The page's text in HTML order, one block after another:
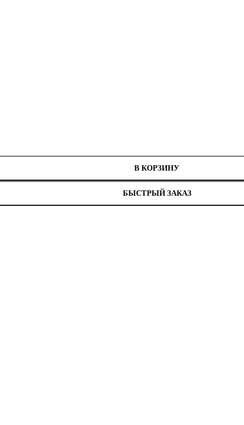
В КОРЗИНУ
БЫСТРЫЙ ЗАКАЗ